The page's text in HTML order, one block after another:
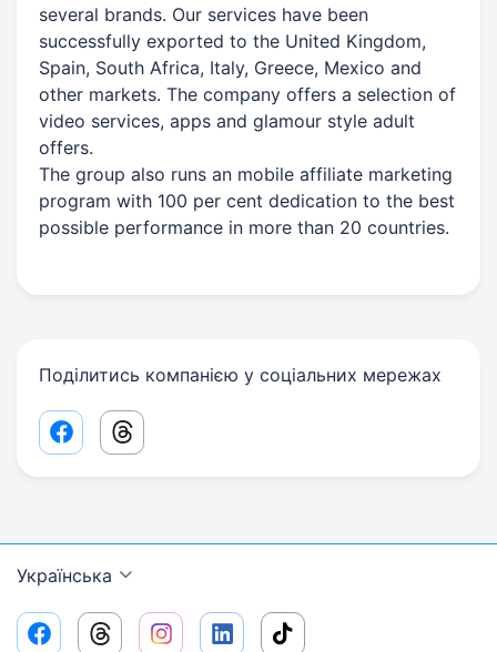
several brands. Our services have been
successfully exported to the United Kingdom,
Spain, South Africa, Italy, Greece, Mexico and
other markets. The company offers a selection of
video services, apps and glamour style adult
offers.
The group also runs an mobile affiliate marketing
program with 100 per cent dedication to the best
possible performance in more than 20 countries.
Поділитись компанією у соціальних мережах
Facebook share link
Threads share link
Українська